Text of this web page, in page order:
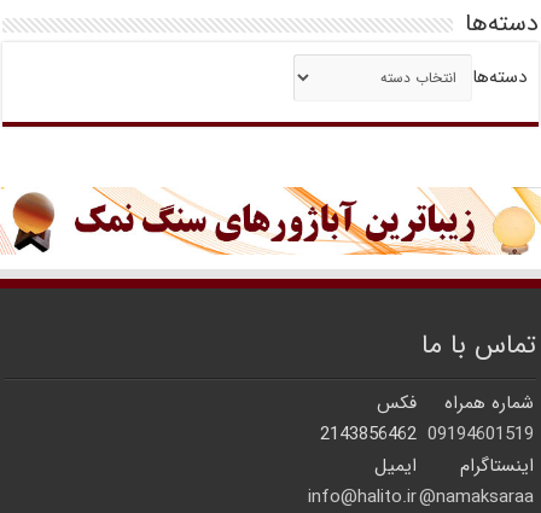
دسته‌ها
دسته‌ها
تماس با ما
شماره همراه
فکس
09194601519
2143856462
اینستاگرام
ایمیل
namaksaraa@
info@halito.ir